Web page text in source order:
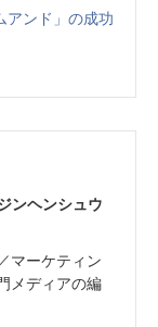
ンド」の成功
ンヘンシュウ
マーケティン
メディアの編